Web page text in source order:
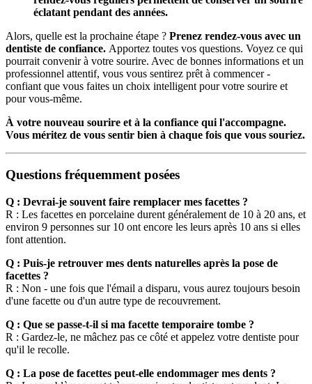
éclatant pendant des années.
Alors, quelle est la prochaine étape ? Prenez rendez-vous avec un
dentiste de confiance. Apportez toutes vos questions. Voyez ce qui
pourrait convenir à votre sourire. Avec de bonnes informations et un
professionnel attentif, vous vous sentirez prêt à commencer -
confiant que vous faites un choix intelligent pour votre sourire et
pour vous-même.
À votre nouveau sourire et à la confiance qui l'accompagne.
Vous méritez de vous sentir bien à chaque fois que vous souriez.
Questions fréquemment posées
Q : Devrai-je souvent faire remplacer mes facettes ?
R : Les facettes en porcelaine durent généralement de 10 à 20 ans, et
environ 9 personnes sur 10 ont encore les leurs après 10 ans si elles
font attention.
Q : Puis-je retrouver mes dents naturelles après la pose de
facettes ?
R : Non - une fois que l'émail a disparu, vous aurez toujours besoin
d'une facette ou d'un autre type de recouvrement.
Q : Que se passe-t-il si ma facette temporaire tombe ?
R : Gardez-le, ne mâchez pas ce côté et appelez votre dentiste pour
qu'il le recolle.
Q : La pose de facettes peut-elle endommager mes dents ?